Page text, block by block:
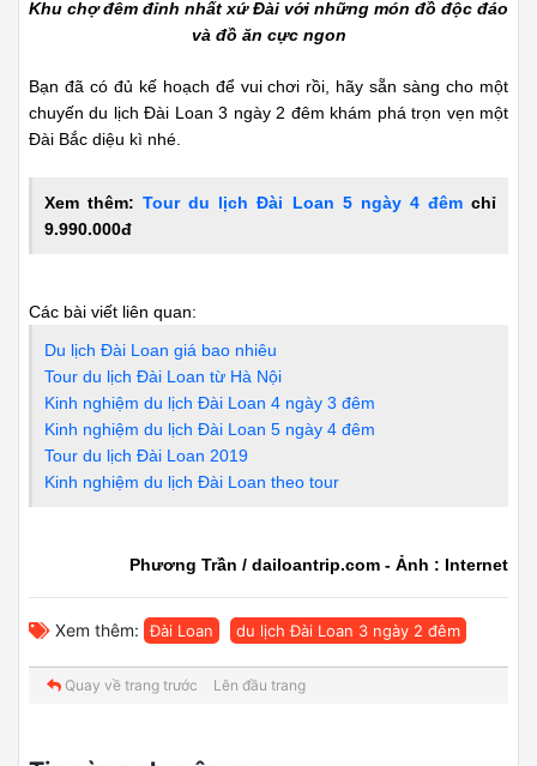
Khu chợ đêm đỉnh nhất xứ Đài với những món đồ độc đáo
và đồ ăn cực ngon
Bạn đã có đủ kế hoạch để vui chơi rồi, hãy sẵn sàng cho một
chuyến du lịch Đài Loan 3 ngày 2 đêm khám phá trọn vẹn một
Đài Bắc diệu kì nhé.
Xem thêm:Tour du lịch Đài Loan 5 ngày 4 đêmchỉ
9.990.000đ
Các bài viết liên quan:
Du lịch Đài Loan giá bao nhiêu
Tour du lịch Đài Loan từ Hà Nội
Kinh nghiệm du lịch Đài Loan 4 ngày 3 đêm
Kinh nghiệm du lịch Đài Loan 5 ngày 4 đêm
Tour du lịch Đài Loan 2019
Kinh nghiệm du lịch Đài Loan theo tour
Phương Trần / dailoantrip.com - Ảnh : Internet
Xem thêm: Đài Loan du lịch Đài Loan 3 ngày 2 đêm
Quay về trang trước Lên đầu trang